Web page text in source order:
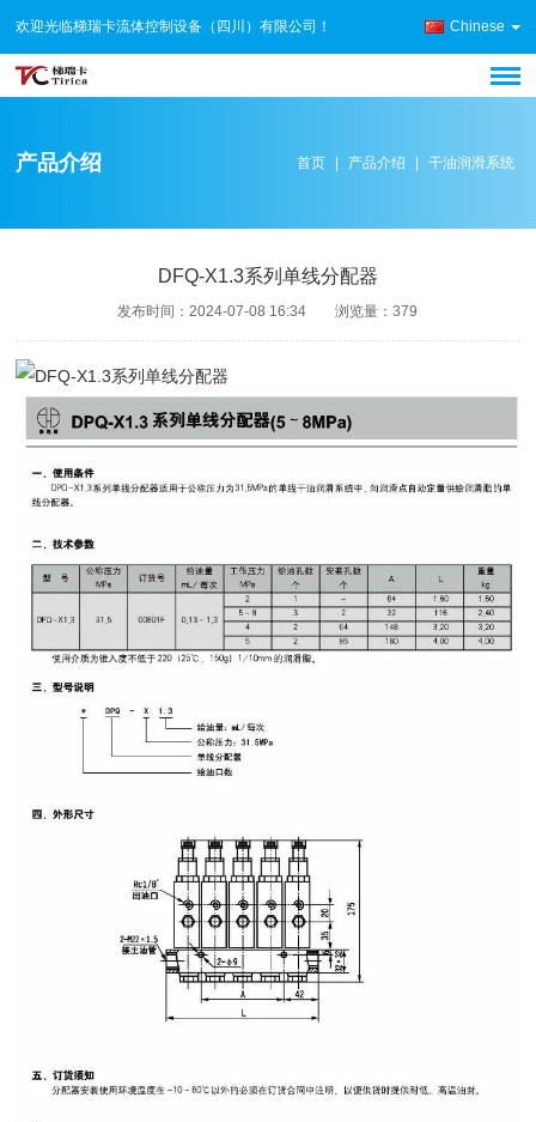
欢迎光临梯瑞卡流体控制设备（四川）有限公司！ Chinese
产品介绍 首页 | 产品介绍 | 干油润滑系统
DFQ-X1.3系列单线分配器
发布时间：2024-07-08 16:34 浏览量：379